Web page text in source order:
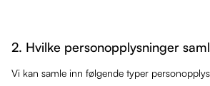
2. Hvilke personopplysninger
Vi kan samle inn følgende typer